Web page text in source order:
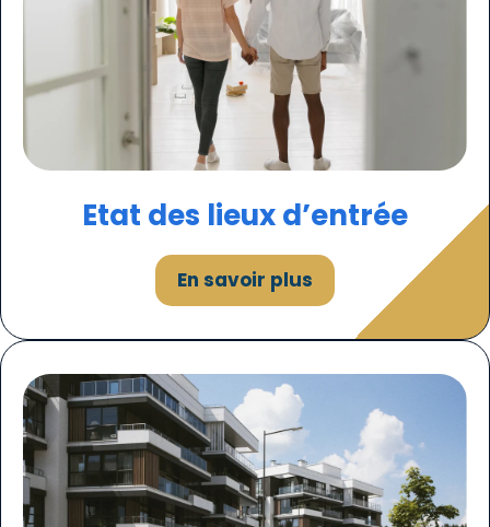
Etat des lieux d’entrée
En savoir plus